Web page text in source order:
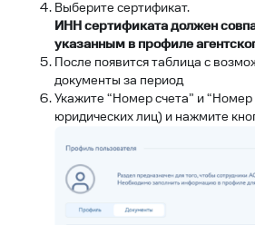
Выберите сертификат.
ИНН сертификата должен
указанным в профиле
После появится таблица с
документы за период
Укажите “Номер счета” и
юридических лиц) и нажмите